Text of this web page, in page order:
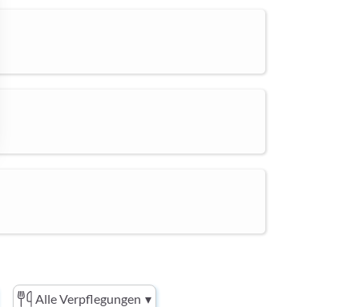
Alle Verpflegungen ▾